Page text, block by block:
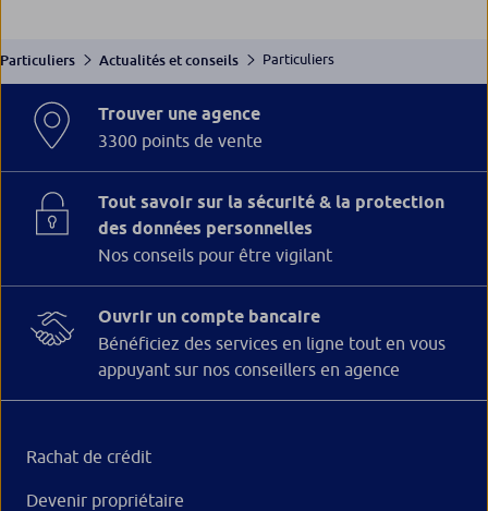
Particuliers Actualités et conseils Particuliers
Trouver une agence
3300 points de vente
Tout savoir sur la sécurité & la protection
des données personnelles
Nos conseils pour être vigilant
Ouvrir un compte bancaire
Bénéficiez des services en ligne tout en vous
appuyant sur nos conseillers en agence
Rachat de crédit
Devenir propriétaire